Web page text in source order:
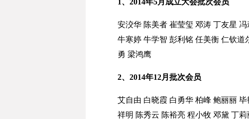
1、2014年5月成立大会批次会员
安洨华 陈美者 崔莹玺 邓涛 丁友星 冯
牛寒婷 牛学智 彭利铭 任美衡 仁钦道
勇 梁鸿鹰
2、2014年12月批次会员
艾自由 白晓霞 白勇华 柏峰 鲍丽丽 毕
祥明 陈秀云 陈裕亮 程小牧 邓黛 丁莉